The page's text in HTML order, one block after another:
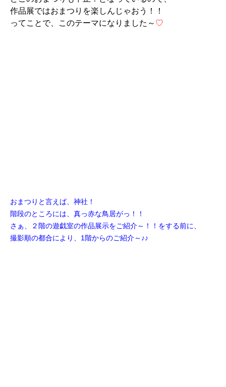
作品展ではおまつりを楽しんじゃおう！！
ってことで、このテーマになりました～ ♡
おまつりと言えば、神社！
階段のところには、真っ赤な鳥居がっ！！
さぁ、２階の遊戯室の作品展示をご紹介～！！をする前に、
撮影順の都合により、1階からのご紹介～♪♪